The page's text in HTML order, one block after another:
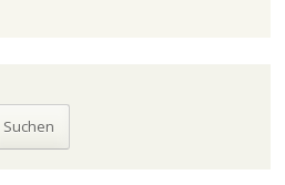
Suchen